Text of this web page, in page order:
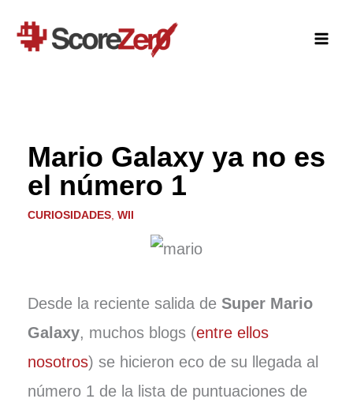
contenido
Mario Galaxy ya no es
el número 1
CURIOSIDADES, WII
Desde la reciente salida de Super Mario
Galaxy, muchos blogs (entre ellos
nosotros) se hicieron eco de su llegada al
número 1 de la lista de puntuaciones de